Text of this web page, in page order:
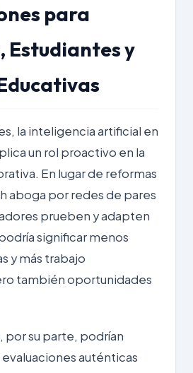
para
Estudiantes y
la inteligencia artificial en
un rol proactivo en la
En lugar de reformas
aboga por redes de pares
prueben y adapten
significar menos
y más trabajo
también oportunidades
por su parte, podrían
auténticas